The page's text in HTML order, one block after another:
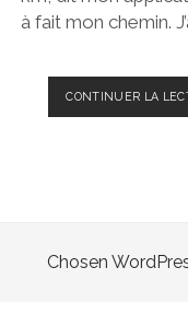
à fait mon chemin.
CONTINUER LA
Chosen